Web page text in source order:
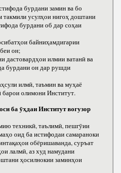
бурдани замин ва бо
такмили усулҳои нигоҳ доштани
бурдани об дар соҳаи
байниҳамдигарии
он;
дастовардҳои илмии ватанӣ ва
бурдани он дар рушди
илмӣ, таъмин ва муҳаё
олимони Институт.
ба ӯҳдаи Институт вогузор
техникӣ, таълимӣ, пешгӯии
оид ба истифодаи самараноки
обёришаванда, суръат
лалмӣ, аз худ намудани
ҳосилнокии заминҳои